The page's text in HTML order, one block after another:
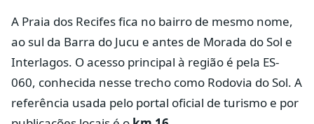
A Praia dos Recifes fica no bairro de mesmo nome,
ao sul da Barra do Jucu e antes de Morada do Sol e
Interlagos. O acesso principal à região é pela ES-
060, conhecida nesse trecho como Rodovia do Sol. A
referência usada pelo portal oficial de turismo e por